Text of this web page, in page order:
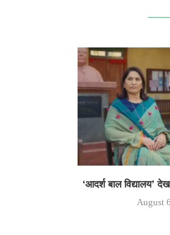
‘आदर्श बाल विद्यालय’
August